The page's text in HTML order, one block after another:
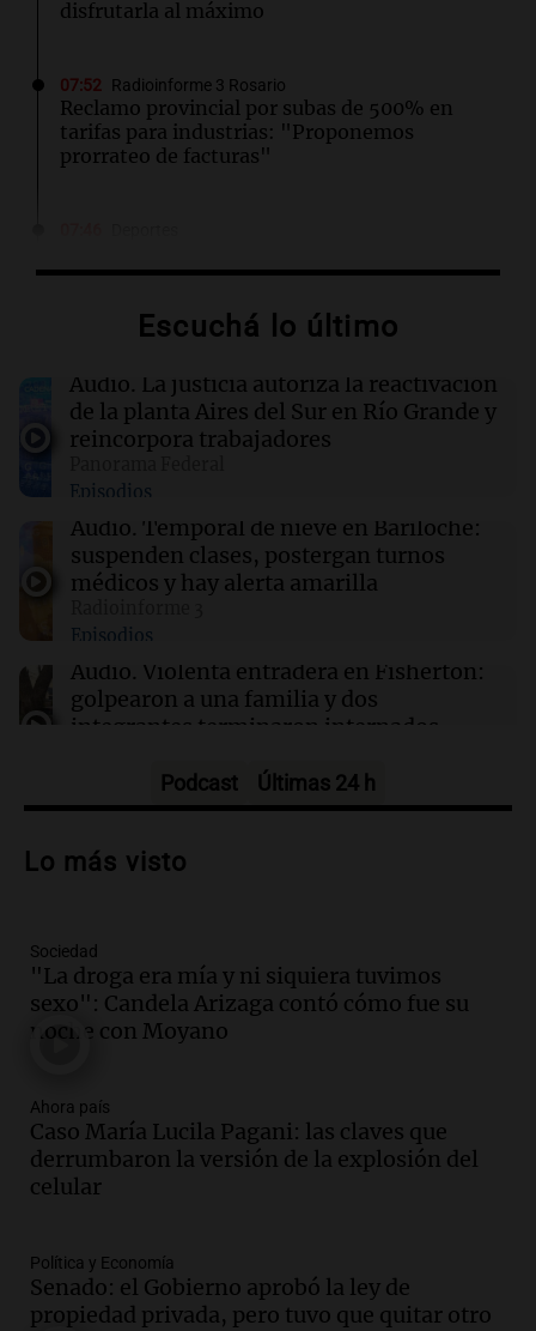
disfrutarla al máximo
07:52 Radioinforme 3 Rosario
Reclamo provincial por subas de 500% en
tarifas para industrias: "Proponemos
prorrateo de facturas"
Central en 2025: "Fue justo"
Ingresó el aire frío y seco a Córdoba: sol, pero
con mínimas bajo cero
Rosario licita un nuevo polo comercial y un
muelle para transformar el frente costero de
La Florida
Boca implementa tecnología térmica para
recuperar el campo de juego de La Bombonera
Escuchá lo último
Audio. La justicia autoriza la reactivación
de la planta Aires del Sur en Río Grande y
reincorpora trabajadores
Episodios
Audio. Temporal de nieve en Bariloche:
suspenden clases, postergan turnos
médicos y hay alerta amarilla
Episodios
Audio. Violenta entradera en Fisherton:
golpearon a una familia y dos
integrantes terminaron internados
Audio.Habló el padre de la parroquia de
quedan excluidas del sistema"
Audio.
González por el accidente en Altas
Cumbres con nuevas declaraciones
Panorama Federal
Audio.
superávit y se prepara para pagar
impuestos a las ganancias
Noticias
Santilli y Bullrich frente a nuevos
desafíos en Buenos Aires
Podcast Últimas 24 h
Lo más visto
Sociedad
"La droga era mía y ni siquiera tuvimos
sexo": Candela Arizaga contó cómo fue su
noche con Moyano
Ahora país
Caso María Lucila Pagani: las claves que
derrumbaron la versión de la explosión del
celular
Política y Economía
Senado: el Gobierno aprobó la ley de
propiedad privada, pero tuvo que quitar otro